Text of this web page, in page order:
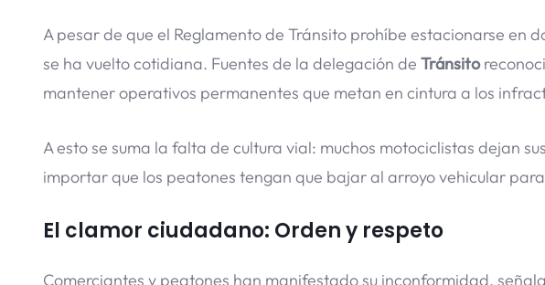
A pesar de que el Reglamento de Tránsito prohíbe estacionarse en
se ha vuelto cotidiana. Fuentes de la delegación de Tránsito
mantener operativos permanentes que metan en cintura a los
A esto se suma la falta de cultura vial: muchos motociclistas dejan
importar que los peatones tengan que bajar al arroyo vehicular
El clamor ciudadano: Orden y respeto
Comerciantes y peatones han manifestado su inconformidad,